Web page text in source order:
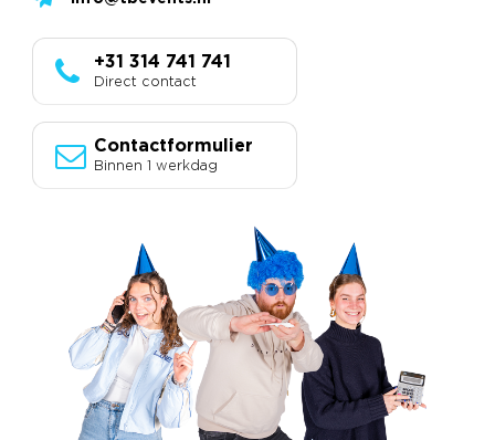
+31 314 741 741
Direct contact
Contactformulier
Binnen 1 werkdag